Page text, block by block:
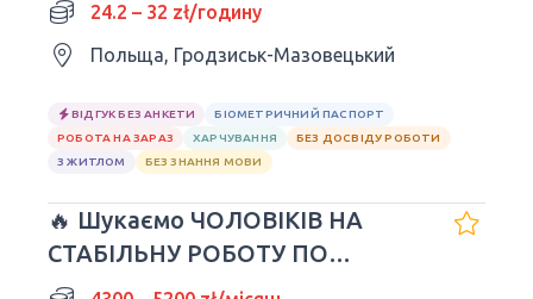
24.2 – 32 zł/годину
Польща, Гродзиськ-Мазовецький
ВІДГУК БЕЗ АНКЕТИ
БІОМЕТРИЧНИЙ ПАСПОРТ
РОБОТА НА ЗАРАЗ
ХАРЧУВАННЯ
БЕЗ ДОСВІДУ РОБОТИ
З ЖИТЛОМ
БЕЗ ЗНАННЯ МОВИ
🔥 Шукаємо ЧОЛОВІКІВ НА
СТАБІЛЬНУ РОБОТУ ПО
UMOWA O PRACĘ! KRAKÓW